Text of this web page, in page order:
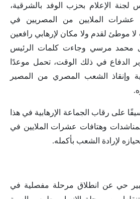
الإعلام بحزب الوفد بالشرقية،
عشرات الملايين من المصريين في
لا موطئ لقدم ولا مكان لإرهابي رافعين
محمد مرسي وجاءت كلمات الرئيس
الدفاع في ذلك الوقت، تحمل موعدًا
وإنقاذ الشعب المصري من المصير
على رقاب الجماعة الإرهابية في هذا
وهتافات عشرات الملايين في
لإرادة الشعب بأكمله.
يونيه تعبير حي عن انطلاق مرحلة مفصلية في